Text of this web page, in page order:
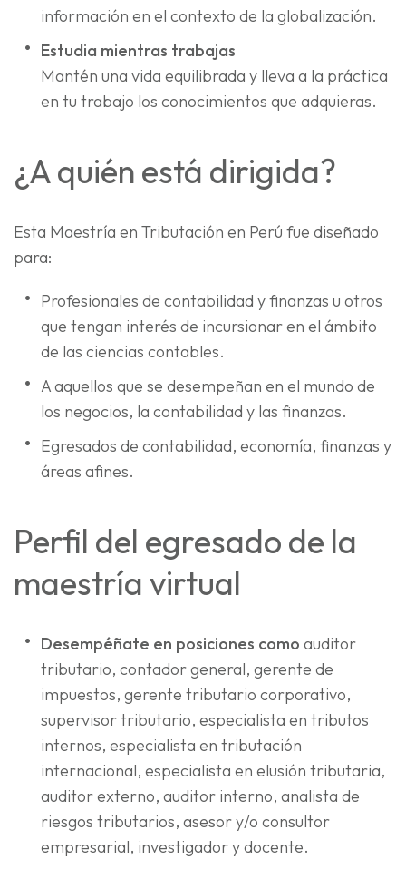
información en el contexto de la globalización.
Estudia mientras trabajas
Mantén una vida equilibrada y lleva a la práctica
en tu trabajo los conocimientos que adquieras.
¿A quién está dirigida?
Esta Maestría en Tributación en Perú fue diseñado
para:
Profesionales de contabilidad y finanzas u otros
que tengan interés de incursionar en el ámbito
de las ciencias contables.
A aquellos que se desempeñan en el mundo de
los negocios, la contabilidad y las finanzas.
Egresados de contabilidad, economía, finanzas y
áreas afines.
Perfil del egresado de la
maestría virtual
Desempéñate en posiciones como auditor
tributario, contador general, gerente de
impuestos, gerente tributario corporativo,
supervisor tributario, especialista en tributos
internos, especialista en tributación
internacional, especialista en elusión tributaria,
auditor externo, auditor interno, analista de
riesgos tributarios, asesor y/o consultor
empresarial, investigador y docente.